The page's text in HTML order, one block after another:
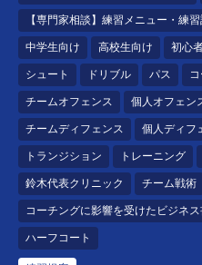
【専門家相談】練習メニュー・練
中学生向け 高校生向け 初心
シュート ドリブル パス
チームオフェンス 個人オフェン
チームディフェンス 個人ディフ
トランジション トレーニング
鈴木代表クリニック チーム戦術
コーチングに影響を受けたビジネ
ハーフコート